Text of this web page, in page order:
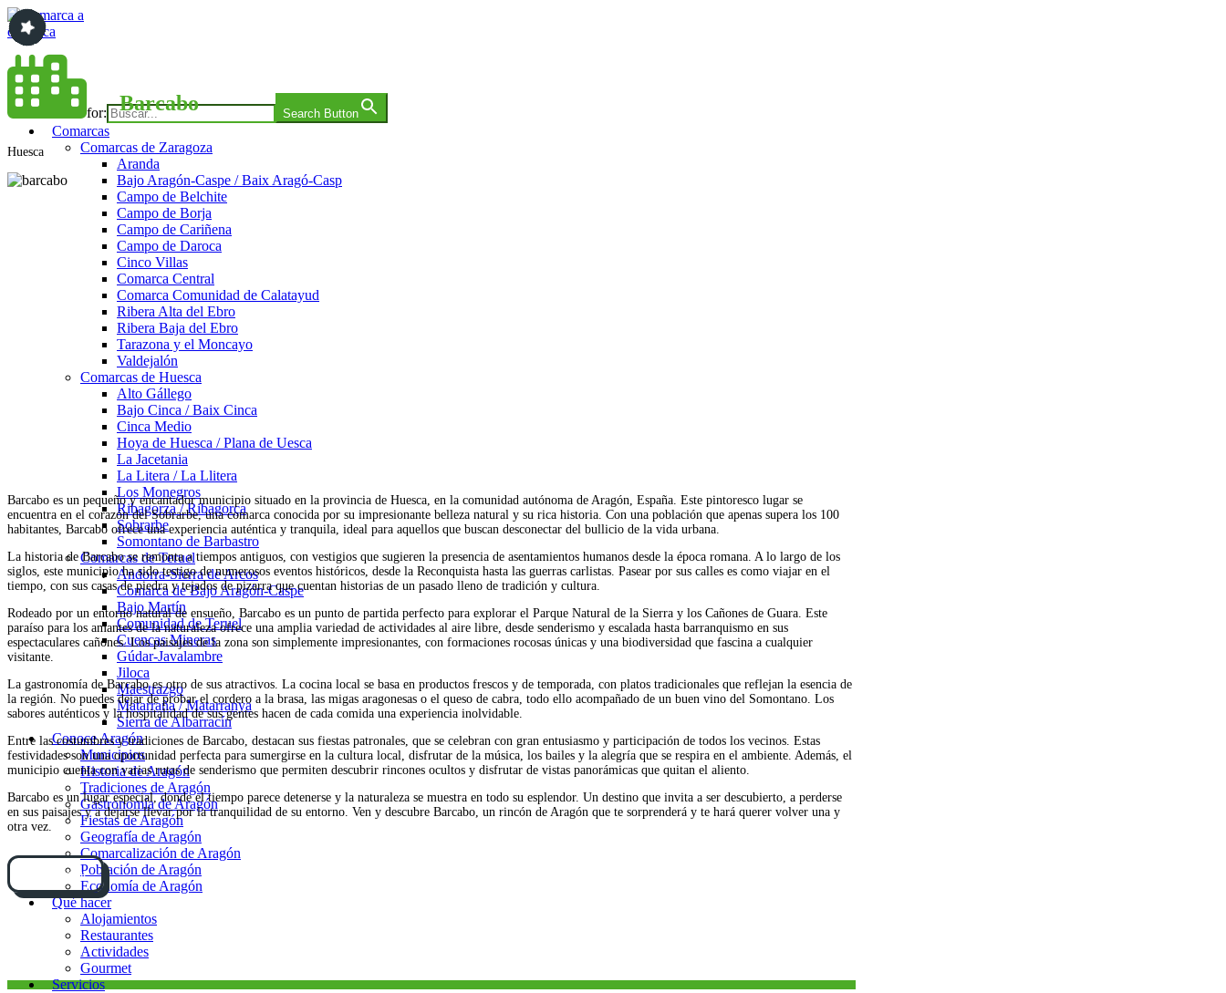
Saltar
al
contenido
Comarca a comarca
Search for: Search Button
Comarcas
Comarcas de Zaragoza
Aranda
Bajo Aragón-Caspe / Baix Aragó-Casp
Campo de Belchite
Campo de Borja
Campo de Cariñena
Campo de Daroca
Cinco Villas
Comarca Central
Comarca Comunidad de Calatayud
Ribera Alta del Ebro
Ribera Baja del Ebro
Tarazona y el Moncayo
Valdejalón
Comarcas de Huesca
Alto Gállego
Bajo Cinca / Baix Cinca
Cinca Medio
Hoya de Huesca / Plana de Uesca
La Jacetania
La Litera / La Llitera
Los Monegros
Ribagorza / Ribagorça
Sobrarbe
Somontano de Barbastro
Comarcas de Teruel
Andorra-Sierra de Arcos
Comarca de Bajo Aragón-Caspe
Bajo Martín
Comunidad de Teruel
Cuencas Mineras
Gúdar-Javalambre
Jiloca
Maestrazgo
Matarraña / Matarranya
Sierra de Albarracín
Conoce Aragón
Municipios
Historia de Aragón
Tradiciones de Aragón
Gastronomía de Aragón
Fiestas de Aragón
Geografía de Aragón
Comarcalización de Aragón
Población de Aragón
Economía de Aragón
Qué hacer
Alojamientos
Restaurantes
Actividades
Gourmet
Servicios
Barcabo
Huesca
Barcabo es un pequeño y encantador municipio situado en la provincia de Huesca, en la comunidad autónoma de Aragón, España. Este pintoresco lugar se
encuentra en el corazón del Sobrarbe, una comarca conocida por su impresionante belleza natural y su rica historia. Con una población que apenas supera los 100
habitantes, Barcabo ofrece una experiencia auténtica y tranquila, ideal para aquellos que buscan desconectar del bullicio de la vida urbana.
La historia de Barcabo se remonta a tiempos antiguos, con vestigios que sugieren la presencia de asentamientos humanos desde la época romana. A lo largo de los
siglos, este municipio ha sido testigo de numerosos eventos históricos, desde la Reconquista hasta las guerras carlistas. Pasear por sus calles es como viajar en el
tiempo, con sus casas de piedra y tejados de pizarra que cuentan historias de un pasado lleno de tradición y cultura.
Rodeado por un entorno natural de ensueño, Barcabo es un punto de partida perfecto para explorar el Parque Natural de la Sierra y los Cañones de Guara. Este
paraíso para los amantes de la naturaleza ofrece una amplia variedad de actividades al aire libre, desde senderismo y escalada hasta barranquismo en sus
espectaculares cañones. Los paisajes de la zona son simplemente impresionantes, con formaciones rocosas únicas y una biodiversidad que fascina a cualquier
visitante.
La gastronomía de Barcabo es otro de sus atractivos. La cocina local se basa en productos frescos y de temporada, con platos tradicionales que reflejan la esencia de
la región. No puedes dejar de probar el cordero a la brasa, las migas aragonesas o el queso de cabra, todo ello acompañado de un buen vino del Somontano. Los
sabores auténticos y la hospitalidad de sus gentes hacen de cada comida una experiencia inolvidable.
Entre las costumbres y tradiciones de Barcabo, destacan sus fiestas patronales, que se celebran con gran entusiasmo y participación de todos los vecinos. Estas
festividades son una oportunidad perfecta para sumergirse en la cultura local, disfrutar de la música, los bailes y la alegría que se respira en el ambiente. Además, el
municipio cuenta con varias rutas de senderismo que permiten descubrir rincones ocultos y disfrutar de vistas panorámicas que quitan el aliento.
Barcabo es un lugar especial, donde el tiempo parece detenerse y la naturaleza se muestra en todo su esplendor. Un destino que invita a ser descubierto, a perderse
en sus paisajes y a dejarse llevar por la tranquilidad de su entorno. Ven y descubre Barcabo, un rincón de Aragón que te sorprenderá y te hará querer volver una y
otra vez.
Cómo llegar